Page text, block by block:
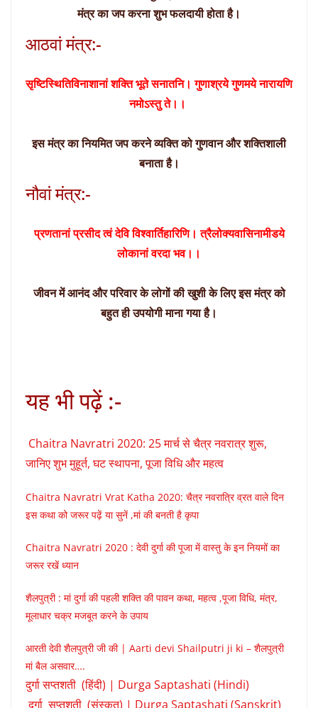
मंत्र का जप करना शुभ फलदायी होता है।
आठवां मंत्र:-
सृष्टिस्थितिविनाशानां शक्ति भूते सनातनि। गुणाश्रये गुणमये नारायणि
नमोऽस्तु ते।।
इस मंत्र का नियमित जप करने व्यक्ति को गुणवान और शक्तिशाली
बनाता है।
नौवां मंत्र:-
प्रणतानां प्रसीद त्वं देवि विश्वार्तिहारिणि। त्रैलोक्यवासिनामीडये
लोकानां वरदा भव।।
जीवन में आनंद और परिवार के लोगों की खुशी के लिए इस मंत्र को
बहुत ही उपयोगी माना गया है।
यह भी पढ़ें :-
Chaitra Navratri 2020: 25 मार्च से चैत्र नवरात्र शुरू,
जानिए शुभ मुहूर्त, घट स्‍थापना, पूजा विधि और महत्‍व
Chaitra Navratri Vrat Katha 2020: चैत्र नवरात्रि व्रत वाले दिन
इस कथा को जरूर पढ़ें या सुनें ,मां की बनती है कृपा
Chaitra Navratri 2020 : देवी दुर्गा की पूजा में वास्तु के इन नियमों का
जरूर रखें ध्यान
शैलपुत्री : मां दुर्गा की पहली शक्ति की पावन कथा, महत्व ,पूजा विधि, मंत्र,
मूलाधार चक्र मजबूत करने के उपाय
आरती देवी शैलपुत्री जी की | Aarti devi Shailputri ji ki – शैलपुत्री
मां बैल असवार….
दुर्गा सप्तशती (हिंदी) | Durga Saptashati (Hindi)
दुर्गा सप्तशती (संस्कृत) | Durga Saptashati (Sanskrit)